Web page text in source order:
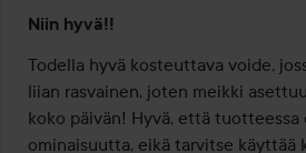
5
/
5
Niin hyvä!!
Todella hyvä kosteuttava voide,
liian rasvainen, joten meikki
koko päivän! Hyvä, että tuotteessa
ominaisuutta, eikä tarvitse käyttää